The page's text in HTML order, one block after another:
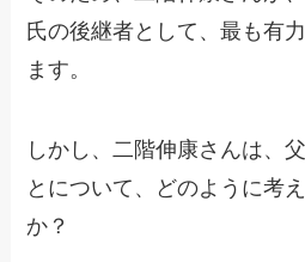
氏の後継者として、最も有
ます。
しかし、二階伸康さんは、
とについて、どのように考
か？